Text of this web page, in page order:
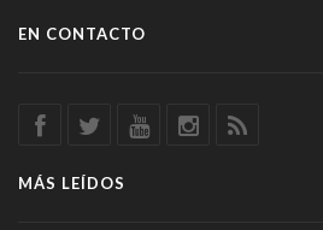
EN CONTACTO
MÁS LEÍDOS